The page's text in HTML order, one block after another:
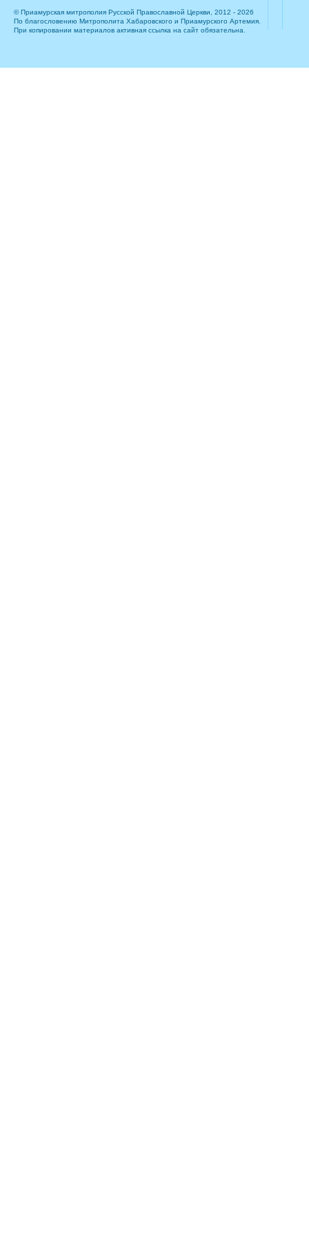
© Приамурская митрополия Русской Православной Церкви, 2012 - 2026
По благословению Митрополита Хабаровского и Приамурского Артемия.
При копировании материалов активная ссылка на сайт обязательна.